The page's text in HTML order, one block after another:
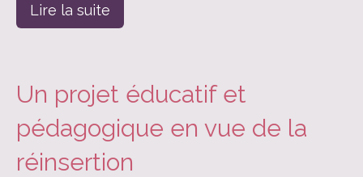
Lire la suite
Un projet éducatif et
pédagogique en vue de la
réinsertion